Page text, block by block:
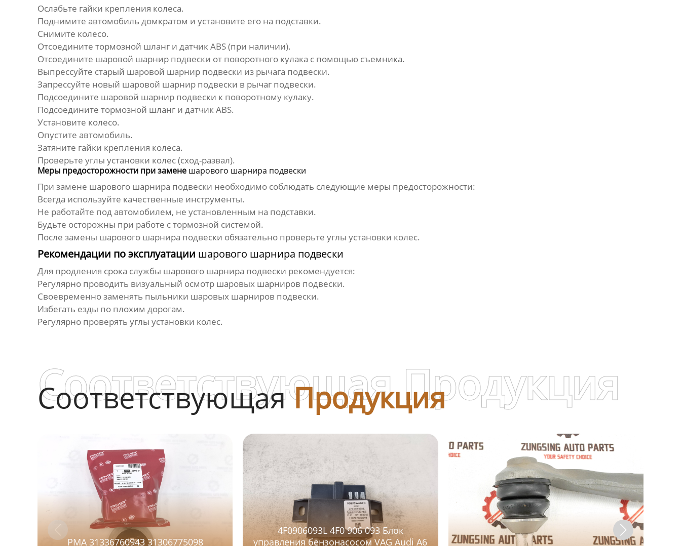
Ослабьте гайки крепления колеса.
Поднимите автомобиль домкратом и установите его на подставки.
Снимите колесо.
Отсоедините тормозной шланг и датчик ABS (при наличии).
Отсоедините шаровой шарнир подвески от поворотного кулака с помощью съемника.
Выпрессуйте старый шаровой шарнир подвески из рычага подвески.
Запрессуйте новый шаровой шарнир подвески в рычаг подвески.
Подсоедините шаровой шарнир подвески к поворотному кулаку.
Подсоедините тормозной шланг и датчик ABS.
Установите колесо.
Опустите автомобиль.
Затяните гайки крепления колеса.
Проверьте углы установки колес (сход-развал).
Меры предосторожности при замене шарового шарнира подвески
При замене шарового шарнира подвески необходимо соблюдать следующие меры предосторожности:
Всегда используйте качественные инструменты.
Не работайте под автомобилем, не установленным на подставки.
Будьте осторожны при работе с тормозной системой.
После замены шарового шарнира подвески обязательно проверьте углы установки колес.
Рекомендации по эксплуатации шарового шарнира подвески
Для продления срока службы шарового шарнира подвески рекомендуется:
Регулярно проводить визуальный осмотр шаровых шарниров подвески.
Своевременно заменять пыльники шаровых шарниров подвески.
Избегать езды по плохим дорогам.
Регулярно проверять углы установки колес.
СоответствующаяПродукция
Соответствующая Продукция
PMA 31336760943 31306775098
4F0906093L 4F0 906 093 Блок
управления бензонасосом VAG Audi A6